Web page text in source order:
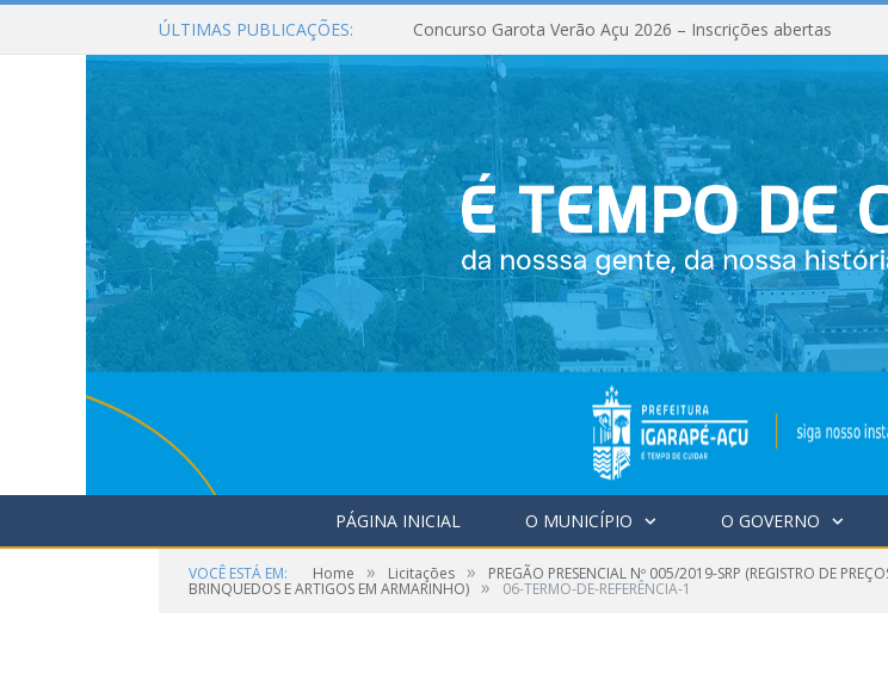
ÚLTIMAS PUBLICAÇÕES: Concurso Garota Verão Açu 2026 – Inscrições abertas
PÁGINA INICIAL O MUNICÍPIO O GOVERNO
VOCÊ ESTÁ EM: Home » Licitações » PREGÃO PRESENCIAL Nº 005/2019-SRP (REGISTRO DE
BRINQUEDOS E ARTIGOS EM ARMARINHO) » 06-TERMO-DE-REFERÊNCIA-1